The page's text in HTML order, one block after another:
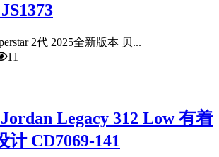
2代 2025全新版本 贝...
11
Legacy 312 Low 有着
计 CD7069-141